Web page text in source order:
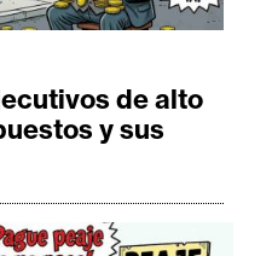
de alto
y sus